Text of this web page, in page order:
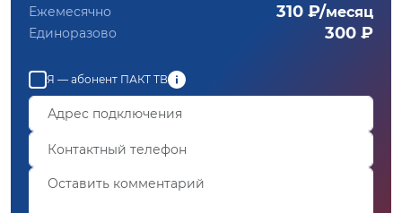
Ежемесячно 310 ₽/месяц
Единоразово 300 ₽
Я — абонент ПАКТ ТВ